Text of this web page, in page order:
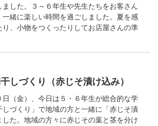
した。３～６年生や先生たちをお客さん
一緒に楽しい時間を過ごしました。夏を感
り、小物をつくったりしてお店屋さんの準
しづくり（赤じそ漬け込み）
日（金）、今日は５・６年生が総合的な学
しづくり」で地域の方と一緒に「赤じそ漬
した。地域の方々に赤じその葉と茎を分け